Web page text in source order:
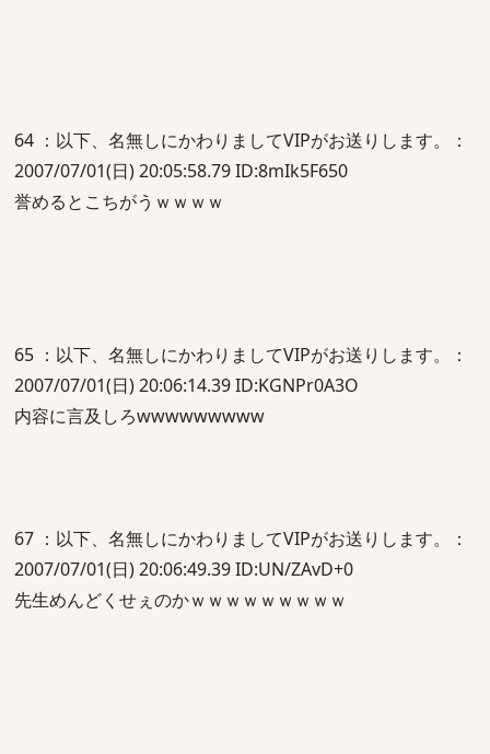
64 ：以下、名無しにかわりましてVIPがお送りします。：
2007/07/01(日) 20:05:58.79 ID:8mIk5F650
誉めるとこちがうｗｗｗｗ
65 ：以下、名無しにかわりましてVIPがお送りします。：
2007/07/01(日) 20:06:14.39 ID:KGNPr0A3O
内容に言及しろwwwwwwwww
67 ：以下、名無しにかわりましてVIPがお送りします。：
2007/07/01(日) 20:06:49.39 ID:UN/ZAvD+0
先生めんどくせぇのかｗｗｗｗｗｗｗｗｗ